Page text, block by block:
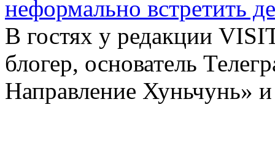
неформально встретить
В гостях у редакции
блогер, основатель
Направление Хуньчунь»